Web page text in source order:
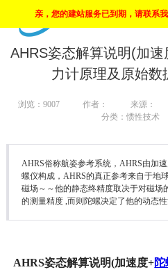
亲，您的建站服务已到期，请联系
上海市高新技
AHRS姿态解算说明(加
力计原理及原始数
浏览： 9007 作者： 来源：
分类：惯性技术
AHRS俗称航姿参考系统，AHRS由加
螺仪构成，AHRS的真正参考来自于地
磁场～～他的静态终精度取决于对磁场
的测量精度 ,而则陀螺决定了他的动态性
AHRS姿态解算说明(加速度+